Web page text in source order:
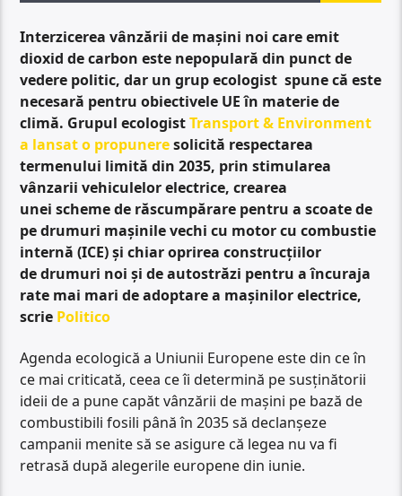
Interzicerea vânzării de mașini noi care emit
dioxid de carbon este nepopulară din punct de
vedere politic, dar un grup ecologist spune că este
necesară pentru obiectivele UE în materie de
climă. Grupul ecologistTransport & Environment
a lansat o propuneresolicită respectarea
termenului limită din 2035, prin stimularea
vânzarii vehiculelor electrice, crearea
unei scheme de răscumpărare pentru a scoate de
pe drumuri mașinile vechi cu motor cu combustie
internă (ICE) și chiar oprirea construcțiilor
de drumuri noi și de autostrăzi pentru a încuraja
rate mai mari de adoptare a mașinilor electrice,
scrie Politico
Agenda ecologică a Uniunii Europene este din ce în
ce mai criticată, ceea ce îi determină pe susținătorii
ideii de a pune capăt vânzării de mașini pe bază de
combustibili fosili până în 2035 să declanșeze
campanii menite să se asigure că legea nu va fi
retrasă după alegerile europene din iunie.